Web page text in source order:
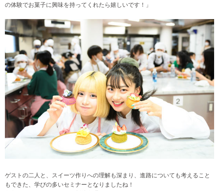
の体験でお菓子に興味を持ってくれたら嬉しいです！」
ゲストの二人と、スイーツ作りへの理解も深まり、進路についても考えること
もできた、学びの多いセミナーとなりましたね！